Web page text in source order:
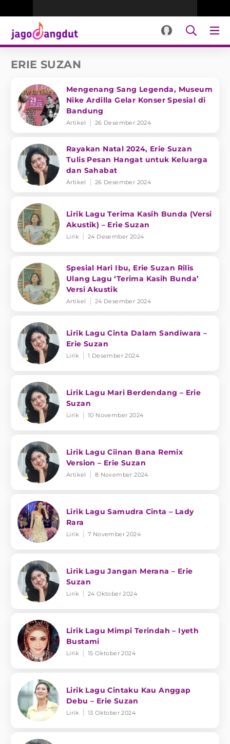
ERIE SUZAN
Mengenang Sang Legenda, Museum
Nike Ardilla Gelar Konser Spesial di
Bandung
Artikel 26 Desember 2024
Rayakan Natal 2024, Erie Suzan
Tulis Pesan Hangat untuk Keluarga
dan Sahabat
Artikel 26 Desember 2024
Lirik Lagu Terima Kasih Bunda (Versi
Akustik) – Erie Suzan
Lirik 24 Desember 2024
Spesial Hari Ibu, Erie Suzan Rilis
Ulang Lagu ‘Terima Kasih Bunda’
Versi Akustik
Artikel 24 Desember 2024
Lirik Lagu Cinta Dalam Sandiwara –
Erie Suzan
Lirik 1 Desember 2024
Lirik Lagu Mari Berdendang – Erie
Suzan
Lirik 10 November 2024
Lirik Lagu Ciinan Bana Remix
Version – Erie Suzan
Artikel 8 November 2024
Lirik Lagu Samudra Cinta – Lady
Rara
Lirik 7 November 2024
Lirik Lagu Jangan Merana – Erie
Suzan
Lirik 24 Oktober 2024
Lirik Lagu Mimpi Terindah – Iyeth
Bustami
Lirik 15 Oktober 2024
Lirik Lagu Cintaku Kau Anggap
Debu – Erie Suzan
Lirik 13 Oktober 2024